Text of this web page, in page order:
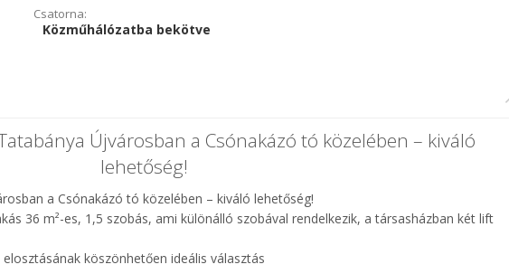
Csatorna:
Közműhálózatba bekötve
Újvárosban a Csónakázó tó közelében – kiváló
lehetőség!
a Csónakázó tó közelében – kiváló lehetőség!
36 m²-es, 1,5 szobás, ami különálló szobával rendelkezik, a társasházban két lift
köszönhetően ideális választás